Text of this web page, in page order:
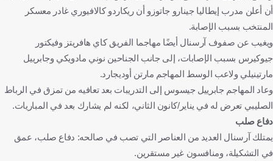
أن أعلن مدرب إيطاليا جينارو جاتوزو أن ريكاردو كالافيوري غادر معسكر
المنتخب بسبب الإصابة.
ويغيب عن صفوف آرسنال أيضًا مهاجما الفريق كاي هافريتز وفيكتور
جيوكيرس بسبب الإصابات، إلى جانب الجناحين نوني مادويكي وجابرييل
مارتينيلي ولاعب الوسط المهاجم مارتن أوديجارد.
وعاد المهاجم جابرييل جيسوس إلى التدريبات بعد تعافيه من تمزق في الرباط
الصليبي تعرض له في يناير/كانون الثاني، لكنه لم يشارك بعد في المباريات.
دفاع صلب
يمتلك آرسنال العديد من العناصر التي تصب في صالحه: دفاع صلب، عمق
في التشكيلة، ومنافسون غير مستقرين.